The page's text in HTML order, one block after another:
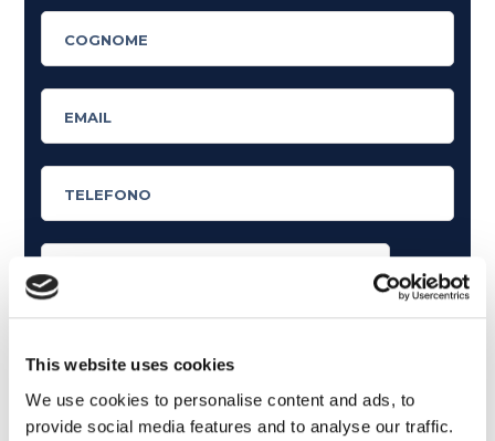
This website uses cookies
We use cookies to personalise content and ads, to
provide social media features and to analyse our traffic.
Articoli dedicati alla grammatica inglese
Articoli dedicati a inglese nel mondo del lavoro
Articoli con tips e new sulla lingua inglese